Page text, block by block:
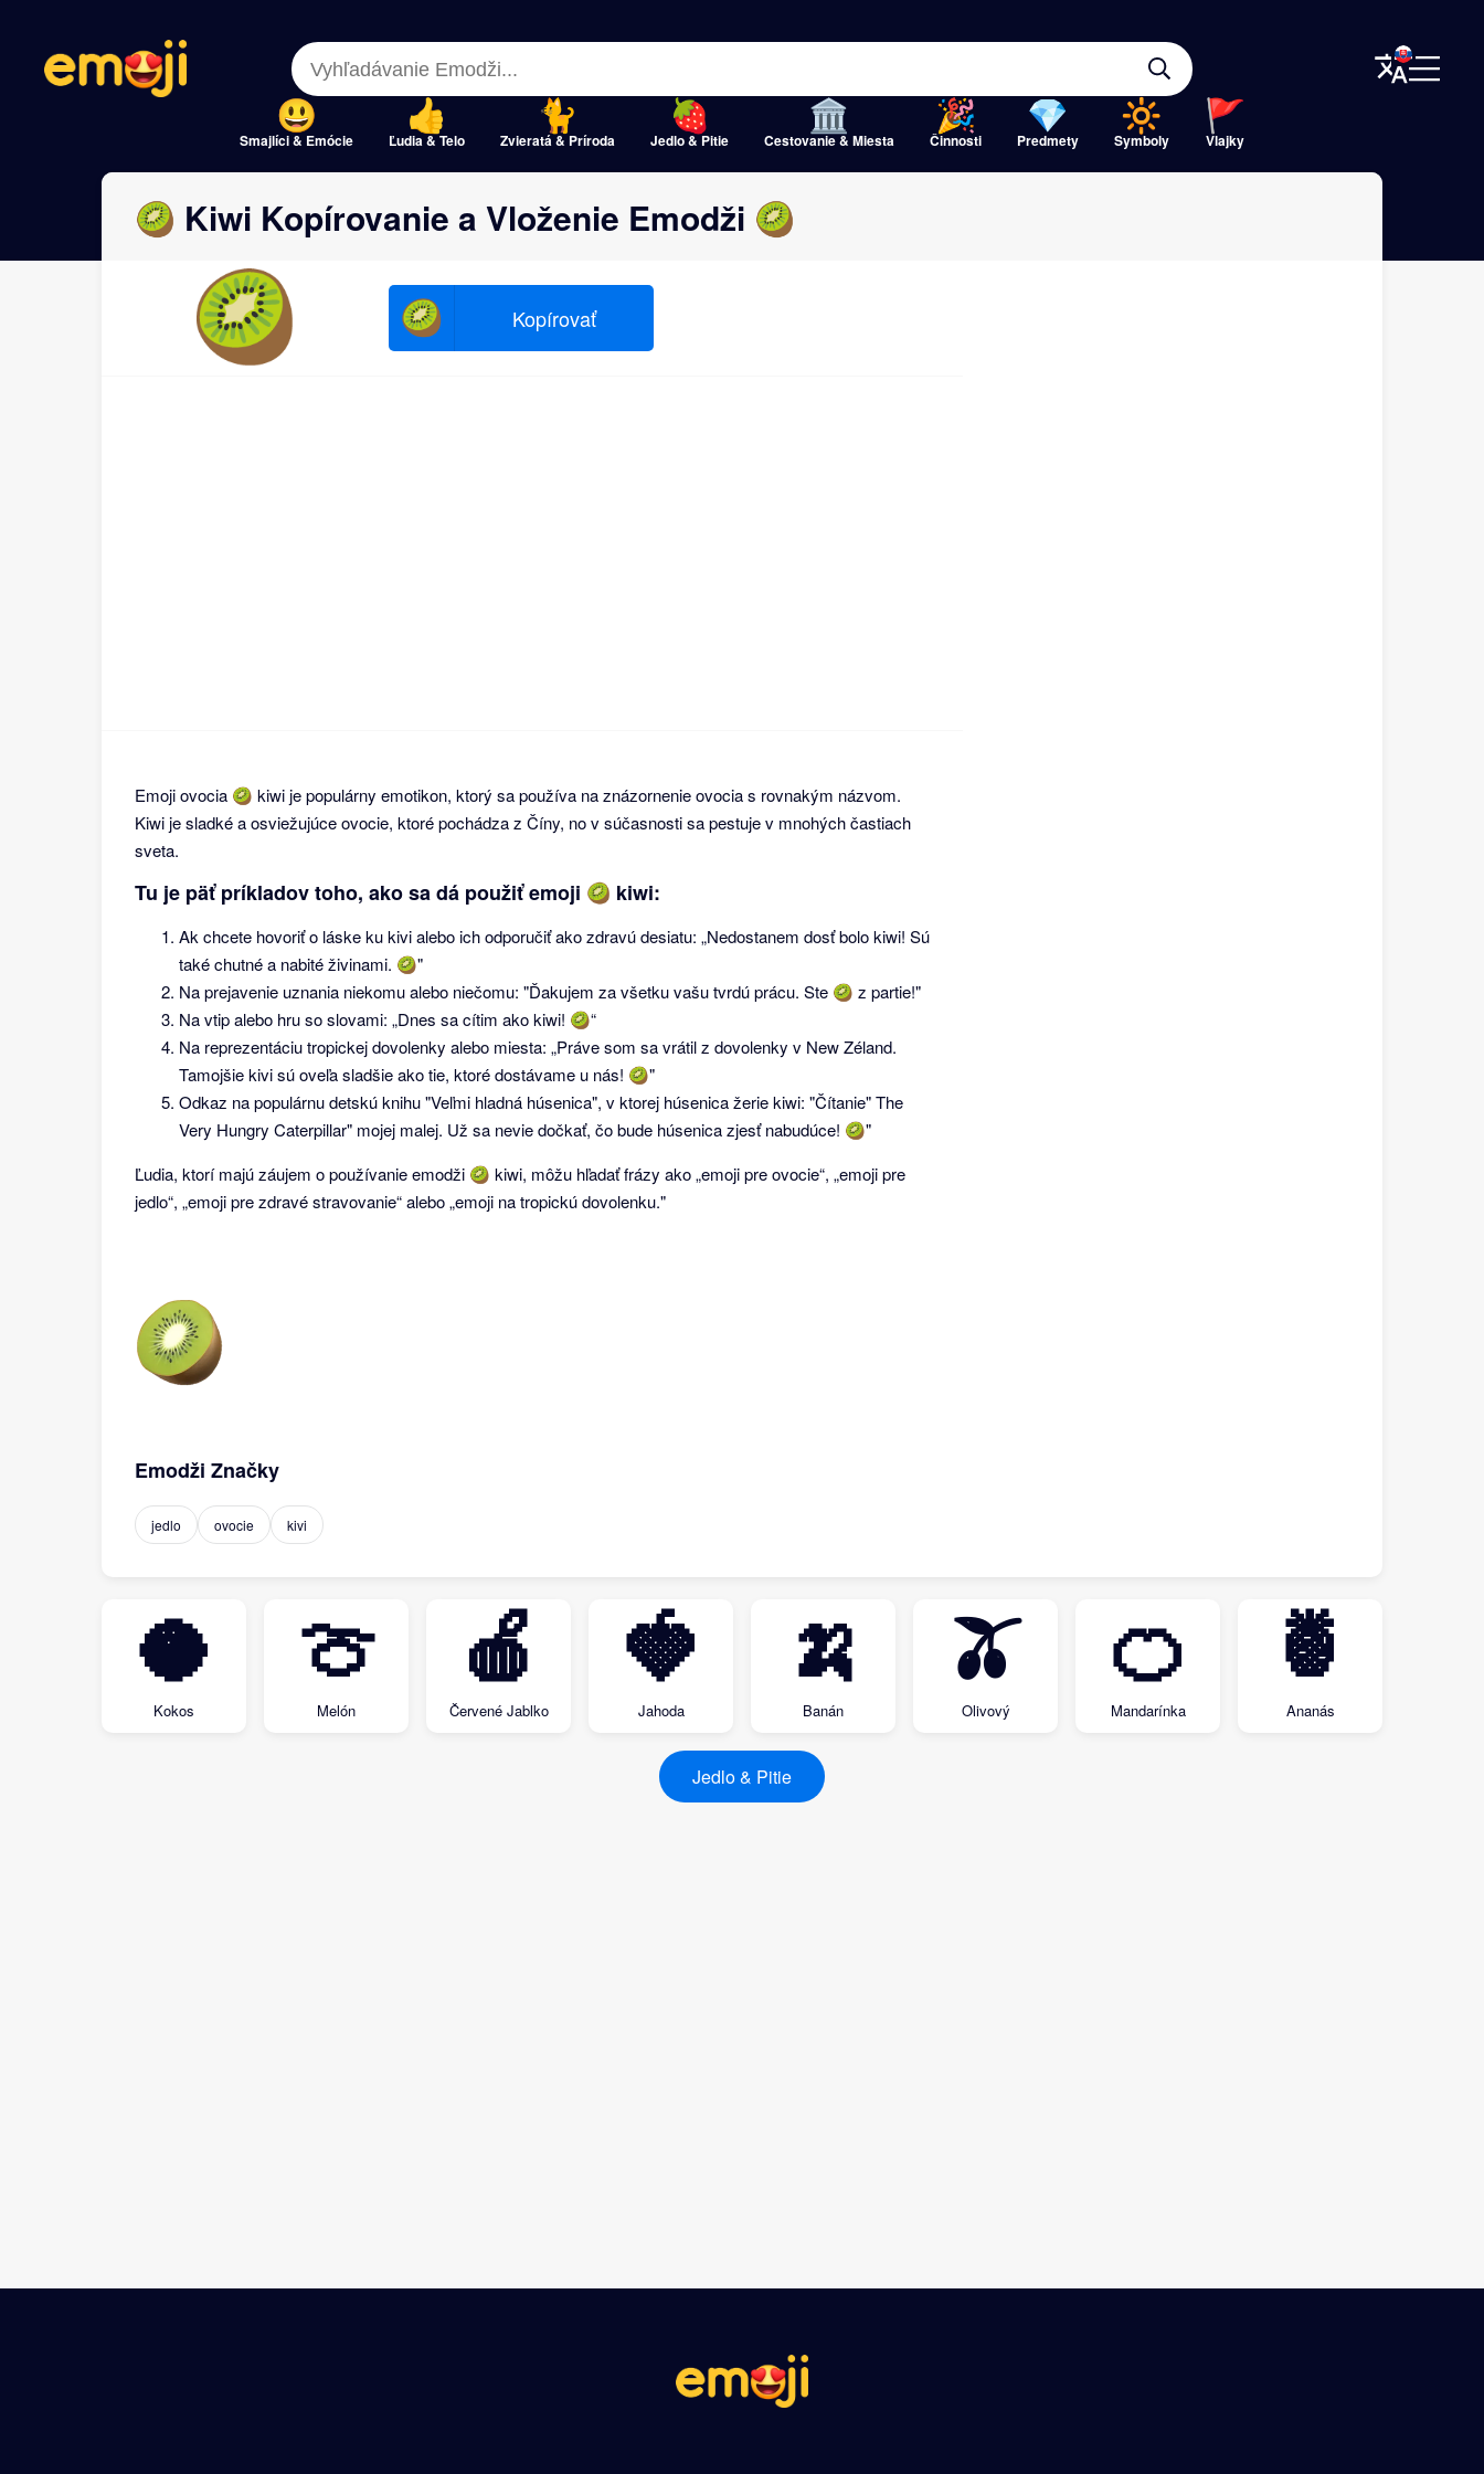
Smajlíci & Emócie Ľudia & Telo Zvieratá & Príroda Jedlo & Pitie Cestovanie & Miesta Činnosti Predmety Symboly Vlajky
Close
Close
🥝 Kiwi Kopírovanie a Vloženie Emodži 🥝
🥝 🥝 Kopírovať
Emoji ovocia 🥝 kiwi je populárny emotikon, ktorý sa používa na znázornenie ovocia s rovnakým názvom.
Kiwi je sladké a osviežujúce ovocie, ktoré pochádza z Číny, no v súčasnosti sa pestuje v mnohých častiach
sveta.
Tu je päť príkladov toho, ako sa dá použiť emoji 🥝 kiwi:
Ak chcete hovoriť o láske ku kivi alebo ich odporučiť ako zdravú desiatu: „Nedostanem dosť bolo kiwi! Sú
také chutné a nabité živinami. 🥝"
Na prejavenie uznania niekomu alebo niečomu: "Ďakujem za všetku vašu tvrdú prácu. Ste 🥝 z partie!"
Na vtip alebo hru so slovami: „Dnes sa cítim ako kiwi! 🥝“
Na reprezentáciu tropickej dovolenky alebo miesta: „Práve som sa vrátil z dovolenky v New Zéland.
Tamojšie kivi sú oveľa sladšie ako tie, ktoré dostávame u nás! 🥝"
Odkaz na populárnu detskú knihu "Veľmi hladná húsenica", v ktorej húsenica žerie kiwi: "Čítanie" The
Very Hungry Caterpillar" mojej malej. Už sa nevie dočkať, čo bude húsenica zjesť nabudúce! 🥝"
Ľudia, ktorí majú záujem o používanie emodži 🥝 kiwi, môžu hľadať frázy ako „emoji pre ovocie“, „emoji pre
jedlo“, „emoji pre zdravé stravovanie“ alebo „emoji na tropickú dovolenku."
Emodži Značky
jedlo ovocie kivi
🥥
Kokos
🍈
Melón
🍎
Červené Jablko
🍓
Jahoda
🍌
Banán
🫒
Olivový
🍊
Mandarínka
🍍
Ananás
Jedlo & Pitie